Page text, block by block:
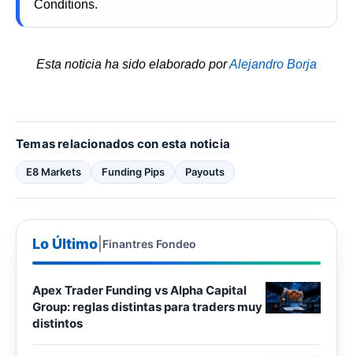
Conditions.
Esta noticia ha sido elaborado porAlejandro Borja
Temas relacionados con esta noticia
E8 Markets Funding Pips Payouts
Lo Último Finantres Fondeo
Apex Trader Funding vs Alpha Capital
Group: reglas distintas para traders muy
distintos